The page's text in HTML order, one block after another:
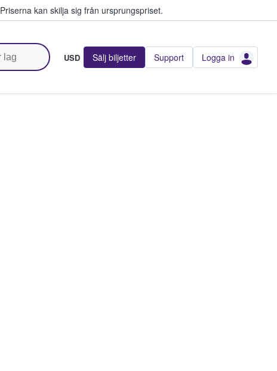
Priserna kan skilja sig från ursprungspriset.
USD Sälj biljetter Support Logga in